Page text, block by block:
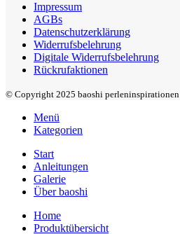
Impressum
AGBs
Datenschutzerklärung
Widerrufsbelehrung
Digitale Widerrufsbelehrung
Rückrufaktionen
© Copyright 2025 baoshi perleninspirationen
Menü
Kategorien
Start
Anleitungen
Galerie
Über baoshi
Home
Produktübersicht